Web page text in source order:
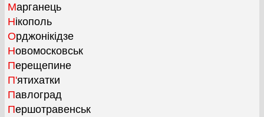
Марганець
Нікополь
Орджонікідзе
Новомосковськ
Перещепине
П'ятихатки
Павлоград
Першотравенськ